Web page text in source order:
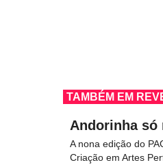
TAMBÉM EM
Andorinha só
A nona edição do
Criação em Artes